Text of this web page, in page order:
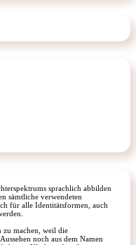
sprachlich abbilden
sämtliche verwendeten
für alle Identitätsformen, auch
zu machen, weil die
noch aus dem Namen